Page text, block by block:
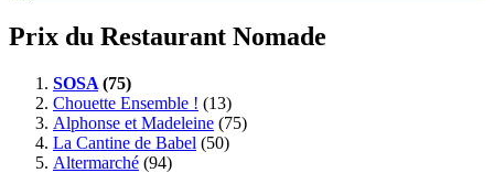
Prix du Restaurant Nomade
SOSA (75)
Chouette Ensemble ! (13)
Alphonse et Madeleine (75)
La Cantine de Babel (50)
Altermarché (94)